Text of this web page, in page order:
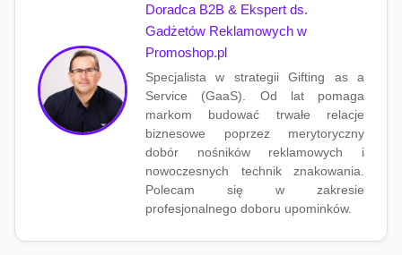
Doradca B2B & Ekspert ds.
Gadżetów Reklamowych w
Promoshop.pl
Specjalista w strategii Gifting as a
Service (GaaS). Od lat pomaga
markom budować trwałe relacje
biznesowe poprzez merytoryczny
dobór nośników reklamowych i
nowoczesnych technik znakowania.
Polecam się w zakresie
profesjonalnego doboru upominków.